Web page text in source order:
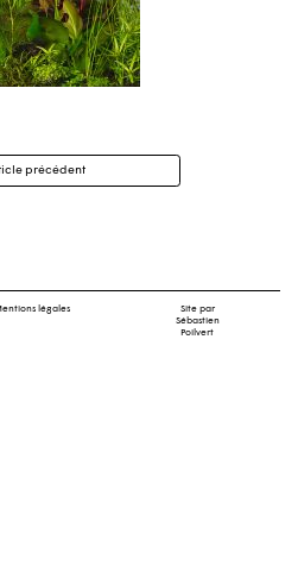
précédent
légales
Site par
Sébastien
Poilvert